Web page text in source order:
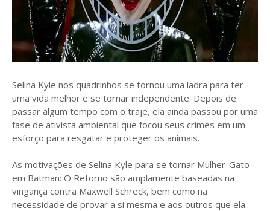
Selina Kyle nos quadrinhos se tornou uma ladra para ter
uma vida melhor e se tornar independente. Depois de
passar algum tempo com o traje, ela ainda passou por uma
fase de ativista ambiental que focou seus crimes em um
esforço para resgatar e proteger os animais.
As motivações de Selina Kyle para se tornar Mulher-Gato
em Batman: O Retorno são amplamente baseadas na
vingança contra Maxwell Schreck, bem como na
necessidade de provar a si mesma e aos outros que ela